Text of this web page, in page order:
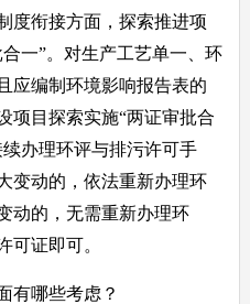
度衔接方面，探索推进项
一”。对生产工艺单一、环
应编制环境影响报告表的
项目探索实施“两证审批合
办理环评与排污许可手
变动的，依法重新办理环
动的，无需重新办理环
可证即可。
有哪些考虑？